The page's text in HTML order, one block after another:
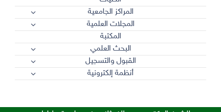
المراكز الجامعية
المجلات العلمية
المكتبة
البحث العلمي
القبول والتسجيل
أنظمة إلكترونية